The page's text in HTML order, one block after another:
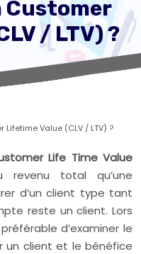
Customer
/ LTV) ?
Value (CLV / LTV) ?
Life Time Value
total qu’une
d’un client type tant
reste un client. Lors
d’examiner le
un client et le bénéfice